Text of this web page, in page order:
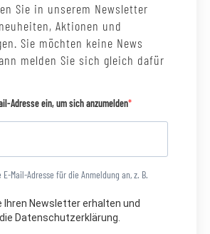
Sie in unserem Newsletter
Aktionen und
Sie möchten keine News
melden Sie sich gleich dafür
Adresse ein, um sich anzumelden
Mail-Adresse für die Anmeldung an, z. B.
Ihren Newsletter erhalten und
Datenschutzerklärung.